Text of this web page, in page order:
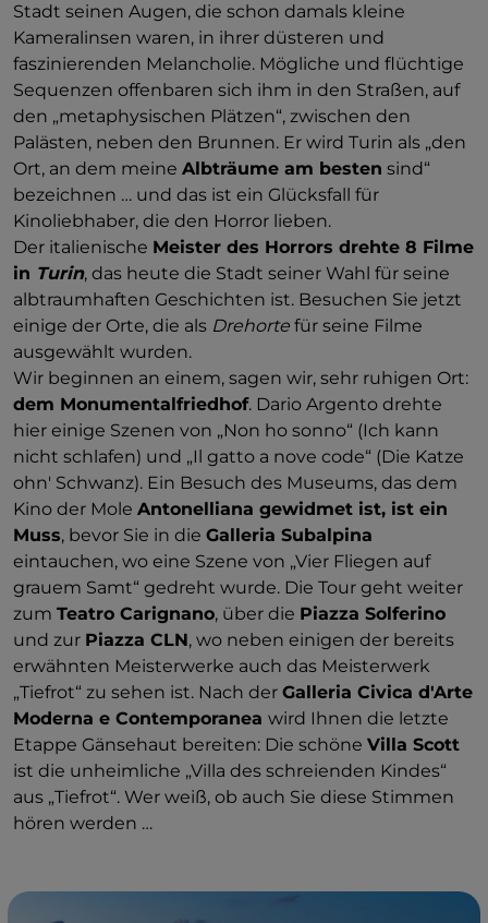
Stadt seinen Augen, die schon damals kleine
Kameralinsen waren, in ihrer düsteren und
faszinierenden Melancholie. Mögliche und flüchtige
Sequenzen offenbaren sich ihm in den Straßen, auf
den „metaphysischen Plätzen“, zwischen den
Palästen, neben den Brunnen. Er wird Turin als „den
Ort, an dem meine Albträume am besten sind“
bezeichnen … und das ist ein Glücksfall für
Kinoliebhaber, die den Horror lieben.
Der italienische Meister des Horrors drehte 8 Filme
in Turin, das heute die Stadt seiner Wahl für seine
albtraumhaften Geschichten ist. Besuchen Sie jetzt
einige der Orte, die als Drehorte für seine Filme
ausgewählt wurden.
Wir beginnen an einem, sagen wir, sehr ruhigen Ort:
dem Monumentalfriedhof. Dario Argento drehte
hier einige Szenen von „Non ho sonno“ (Ich kann
nicht schlafen) und „Il gatto a nove code“ (Die Katze
ohn' Schwanz). Ein Besuch des Museums, das dem
Kino der Mole Antonelliana gewidmet ist, ist ein
Muss, bevor Sie in die Galleria Subalpina
eintauchen, wo eine Szene von „Vier Fliegen auf
grauem Samt“ gedreht wurde. Die Tour geht weiter
zum Teatro Carignano, über die Piazza Solferino
und zur Piazza CLN, wo neben einigen der bereits
erwähnten Meisterwerke auch das Meisterwerk
„Tiefrot“ zu sehen ist. Nach der Galleria Civica d'Arte
Moderna e Contemporanea wird Ihnen die letzte
Etappe Gänsehaut bereiten: Die schöne Villa Scott
ist die unheimliche „Villa des schreienden Kindes“
aus „Tiefrot“. Wer weiß, ob auch Sie diese Stimmen
hören werden …